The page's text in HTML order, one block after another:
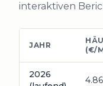
interaktiven
JAHR
(€/
2026